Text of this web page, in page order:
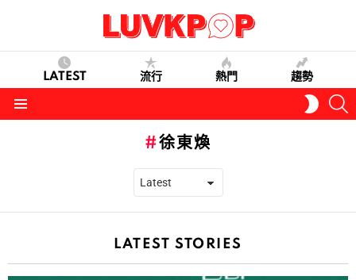
LATEST 流行 熱門 趨勢
SKIN
徐東煥
LATEST STORIES